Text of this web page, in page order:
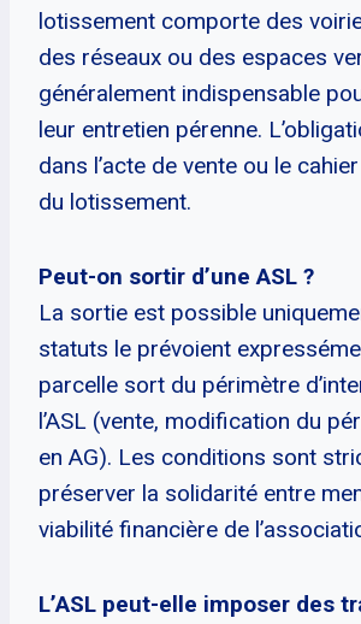
lotissement comporte des
des réseaux ou des espaces
généralement indispensable
leur entretien pérenne.
dans l’acte de vente ou le
du lotissement.
Peut-on sortir d’une ASL ?
La sortie est possible
statuts le prévoient
parcelle sort du périmètre
l’ASL (vente, modification du
en AG). Les conditions sont
préserver la solidarité entre
viabilité financière de
L’ASL peut-elle imposer des